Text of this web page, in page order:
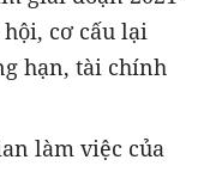
cơ cấu lại
hạn, tài chính
làm việc của